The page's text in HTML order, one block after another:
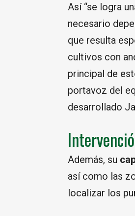
Así “se logra
necesario
que resulta
cultivos con
principal de
portavoz del
desarrollado
Además, su
así como las
localizar los